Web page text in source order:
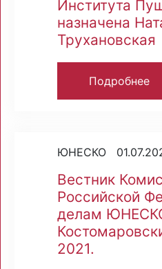
Института
назначена
Трухановская
Подробнее
ЮНЕСКО
Вестник
Российской
делам
2021.